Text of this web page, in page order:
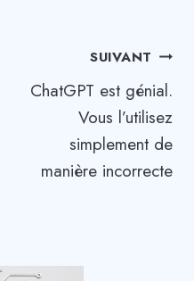
SUIVANT
ChatGPT est génial.
Vous l’utilisez
simplement de
manière incorrecte